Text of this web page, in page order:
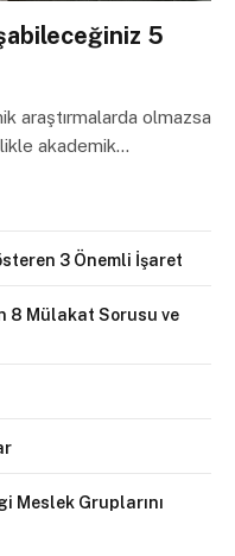
5
araştırmalarda olmazsa
akademik…
3 Önemli İşaret
8 Mülakat Sorusu ve
Meslek Gruplarını